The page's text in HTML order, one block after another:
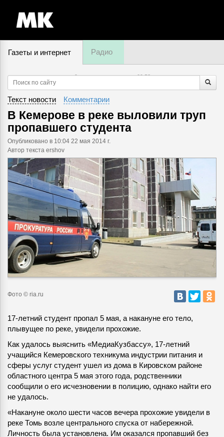
Газеты и интернет Радио
9 августа, воскресенье,09:52
Текст новости Комментарии
В Кемерове в реке выловили труп
пропавшего студента
Опубликовано в 10:04 22 мая 2014 г.
Автор текста ershov
Фото © ria.ru
17-летний студент пропал 5 мая, а накануне его тело,
плывущее по реке, увидели прохожие.
Как удалось выяснить «МедиаКузбассу», 17-летний
учащийся Кемеровского техникума индустрии питания и
сферы услуг студент ушел из дома в Кировском районе
областного центра 5 мая этого года, родственники
сообщили о его исчезновении в полицию, однако найти его
не удалось.
«Накануне около шести часов вечера прохожие увидели в
реке Томь возле центрального спуска от набережной.
Личность была установлена. Им оказался пропавший без